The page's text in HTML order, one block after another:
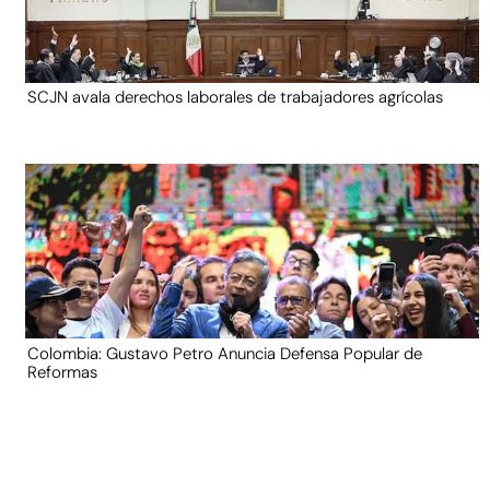
SCJN avala derechos laborales de trabajadores agrícolas
Colombia: Gustavo Petro Anuncia Defensa Popular de
Reformas